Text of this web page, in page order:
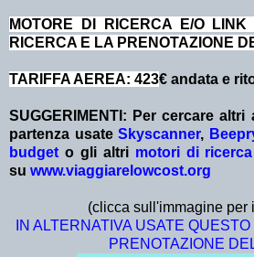
MOTORE DI RICERCA E/O
RICERCA E LA PRENOTAZIONE
TARIFFA AEREA: 423€ andata e
SUGGERIMENTI: Per cercare
partenza usate Skyscanner,
budget o gli altri motori di
su www.viaggiarelowcost.org
(clicca sull'immagine per
IN ALTERNATIVA USATE
PRENOTAZIONE